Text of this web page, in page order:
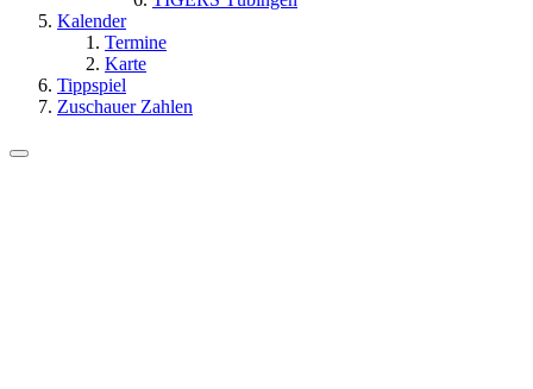
Kalender
Termine
Karte
Tippspiel
Zuschauer Zahlen